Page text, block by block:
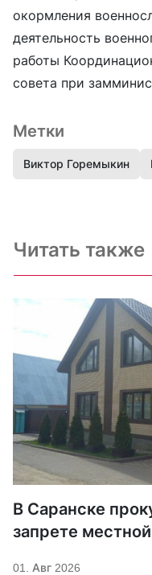
окормления
деятельность
работы
совета при
Метки
Виктор Горемыкин
Читать также
В Саранске
запрете
01. Авг 2026